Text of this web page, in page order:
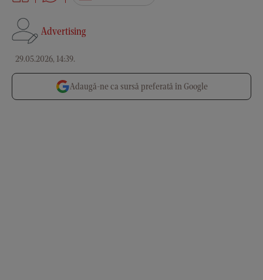
Advertising
29.05.2026, 14:39.
Adaugă-ne ca sursă preferată în Google